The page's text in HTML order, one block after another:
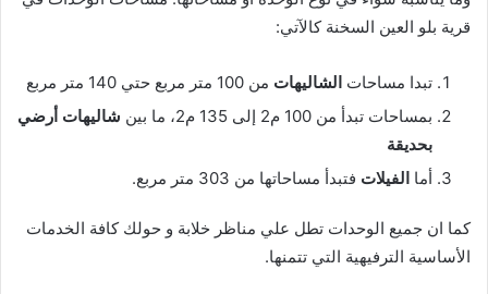
قرية بلو العين السخنة كالآتي:
تبدا مساحات الشاليهات من 100 متر مربع حتي 140 متر مربع
بمساحات تبدأ من 100 م2 إلى 135 م2، ما بين
شاليهات أرضي
بحديقة
أما الفيلات فتبدأ مساحاتها من 303 متر مربع.
كما ان جميع الوحدات تطل علي مناظر خلابة و حولك كافة الخدمات
الأساسية الترفيهية التي تتمنها.